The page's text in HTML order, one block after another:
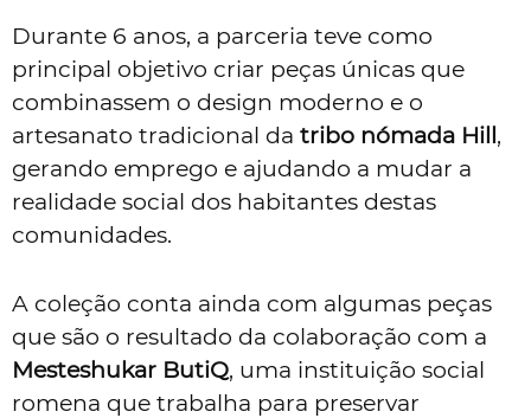
Durante 6 anos, a parceria teve como
principal objetivo criar peças únicas que
combinassem o design moderno e o
artesanato tradicional da tribo nómada Hill,
gerando emprego e ajudando a mudar a
realidade social dos habitantes destas
comunidades.
A coleção conta ainda com algumas peças
que são o resultado da colaboração com a
Mesteshukar ButiQ, uma instituição social
romena que trabalha para preservar